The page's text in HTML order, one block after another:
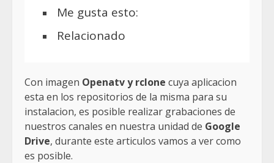
Me gusta esto:
Relacionado
Con imagen Openatv y rclone cuya aplicacion
esta en los repositorios de la misma para su
instalacion, es posible realizar grabaciones de
nuestros canales en nuestra unidad de Google
Drive, durante este articulos vamos a ver como
es posible.